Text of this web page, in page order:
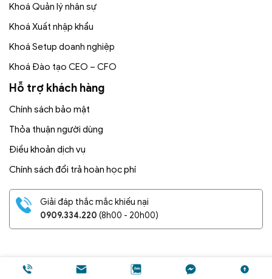
Khoá Quản lý nhân sự
Khoá Xuất nhập khẩu
Khoá Setup doanh nghiệp
Khoá Đào tạo CEO – CFO
Hỗ trợ khách hàng
Chính sách bảo mật
Thỏa thuận người dùng
Điều khoản dịch vụ
Chính sách đổi trả hoàn học phí
Giải đáp thắc mắc khiếu nại
0909.334.220 (8h00 - 20h00)